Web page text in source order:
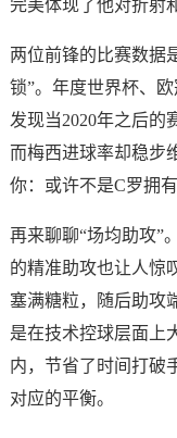
完美体现了他对折射
两位前锋的比赛数据
锁”。年度世界杯、
发现当2020年之后的
而梅西进球率却稳步
你：或许不是C罗拥
再来聊聊“场均助攻”
的精准助攻也让人惊
塞满糖粒，随后助攻
是在技术控球层面上
内，节省了时间打破
对应的平衡。